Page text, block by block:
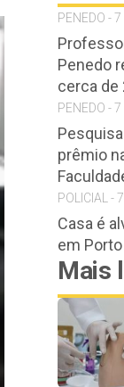
PENEDO -
Penedo
cerca de
PENEDO -
prêmio
POLICIAL -
Casa é
em
Mais